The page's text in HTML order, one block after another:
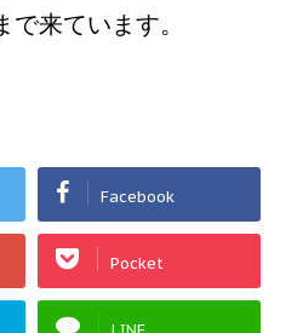
来ています。
Facebook
Pocket